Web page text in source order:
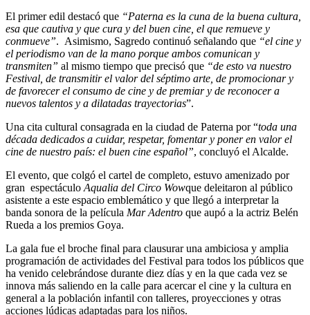
El primer edil destacó que “Paterna es la cuna de la buena cultura,
esa que cautiva y que cura y del buen cine, el que remueve y
conmueve”. Asimismo, Sagredo continuó señalando que “el cine y
el periodismo van de la mano porque ambos comunican y
transmiten” al mismo tiempo que precisó que “de esto va nuestro
Festival, de transmitir el valor del séptimo arte, de promocionar y
de favorecer el consumo de cine y de premiar y de reconocer a
nuevos talentos y a dilatadas trayectorias”.
Una cita cultural consagrada en la ciudad de Paterna por “toda una
década dedicados a cuidar, respetar, fomentar y poner en valor el
cine de nuestro país: el buen cine español”, concluyó el Alcalde.
El evento, que colgó el cartel de completo, estuvo amenizado por
gran espectáculo Aqualia del Circo Wowque deleitaron al público
asistente a este espacio emblemático y que llegó a interpretar la
banda sonora de la película Mar Adentro que aupó a la actriz Belén
Rueda a los premios Goya.
La gala fue el broche final para clausurar una ambiciosa y amplia
programación de actividades del Festival para todos los públicos que
ha venido celebrándose durante diez días y en la que cada vez se
innova más saliendo en la calle para acercar el cine y la cultura en
general a la población infantil con talleres, proyecciones y otras
acciones lúdicas adaptadas para los niños.